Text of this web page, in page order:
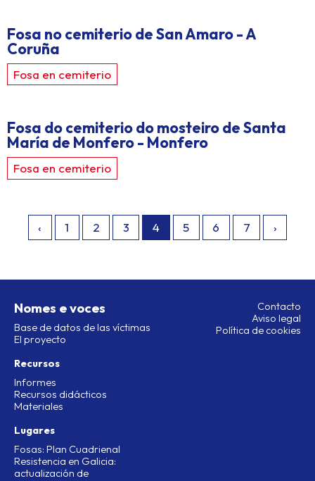
Fosa no cemiterio de San Amaro - A
Coruña
Fosa en cemiterio
Fosa do cemiterio do mosteiro de Santa
María de Monfero - Monfero
Fosa en cemiterio
‹ 1 2 3 4 5 6 7 ›
Nomes e voces
Base de datos de las víctimas
El proyecto
Recursos
Informes
Recursos didácticos
Materiales
Lugares
Fosas: Plan Cuadrienal
Resistencia en Galicia:
actualización de
Contacto
Aviso legal
Política de cookies